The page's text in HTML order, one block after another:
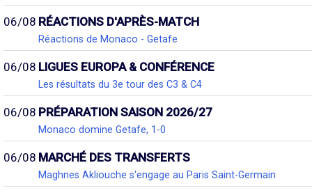
06/08 RÉACTIONS D'APRÈS-MATCH
Réactions de Monaco - Getafe
06/08 LIGUES EUROPA & CONFÉRENCE
Les résultats du 3e tour des C3 & C4
06/08 PRÉPARATION SAISON 2026/27
Monaco domine Getafe, 1-0
06/08 MARCHÉ DES TRANSFERTS
Maghnes Akliouche s'engage au Paris Saint-Germain